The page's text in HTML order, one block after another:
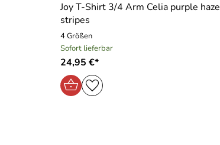
Joy T-Shirt 3/4 Arm Celia purple haze
stripes
4 Größen
Sofort lieferbar
24,95 €*